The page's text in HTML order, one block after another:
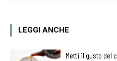
LEGGI ANCHE
Metti il gusto del